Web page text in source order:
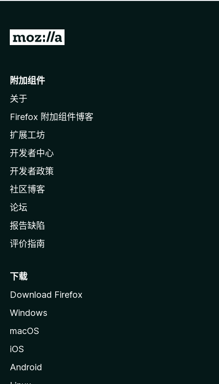
无
转
o
i
l
a
主
页
附加组件
关于
Firefox 附加组件博客
扩展工坊
开发者中心
开发者政策
社区博客
论坛
报告缺陷
评价指南
下载
Download Firefox
Windows
macOS
iOS
Android